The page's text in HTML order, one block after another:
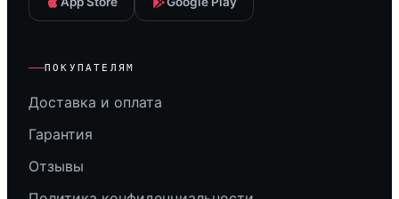
ПОКУПАТЕЛЯМ
Доставка и оплата
Гарантия
Отзывы